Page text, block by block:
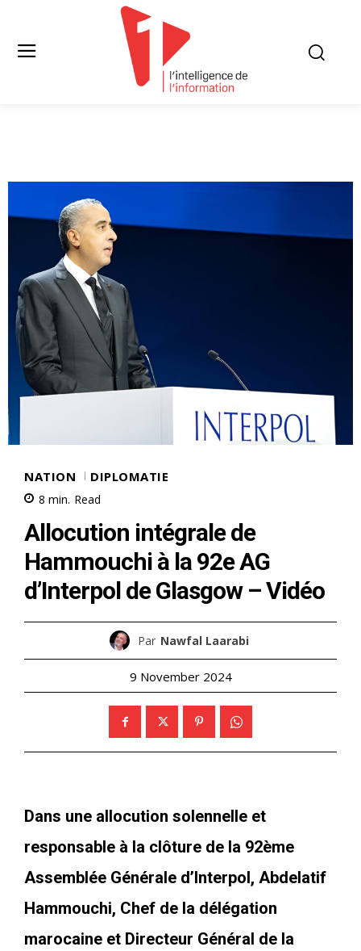
NATION DIPLOMATIE
8 min. Read
Allocution intégrale de
Hammouchi à la 92e AG
d’Interpol de Glasgow – Vidéo
Par Nawfal Laarabi
9 November 2024
Dans une allocution solennelle et
responsable à la clôture de la 92ème
Assemblée Générale d’Interpol, Abdelatif
Hammouchi, Chef de la délégation
marocaine et Directeur Général de la